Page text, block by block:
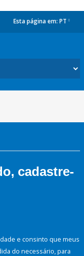
Esta página em: PT
cadastre-
e consinto que meus
do necessário, para